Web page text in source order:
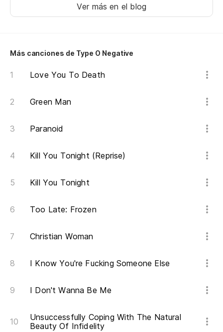
Ver más en el blog
Más canciones de Type O Negative
Love You To Death
Green Man
Paranoid
Kill You Tonight (Reprise)
Kill You Tonight
Too Late: Frozen
Christian Woman
I Know You're Fucking Someone Else
I Don't Wanna Be Me
Unsuccessfully Coping With The Natural
Beauty Of Infidelity